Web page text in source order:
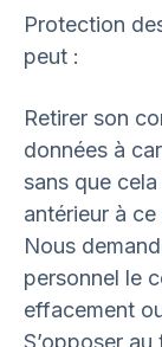
Protection
peut :
Retirer son
données à
sans que
antérieur à
Nous
personnel le
effacement
S’opposer